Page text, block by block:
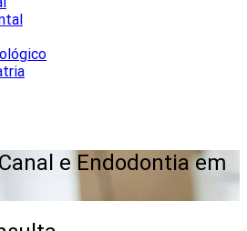
e Endodontia em